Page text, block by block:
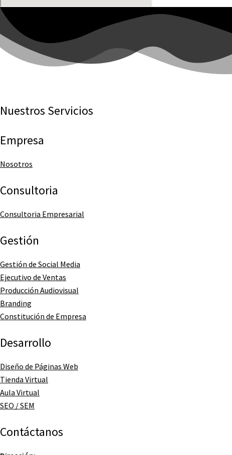
Nuestros Servicios
Empresa
Nosotros
Consultoria
Consultoria Empresarial
Gestión
Gestión de Social Media
Ejecutivo de Ventas
Producción Audiovisual
Branding
Constitución de Empresa
Desarrollo
Diseño de Páginas Web
Tienda Virtual
Aula Virtual
SEO / SEM
Contáctanos